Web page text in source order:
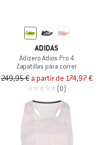
ADIDAS
Adizero Adios Pro 4
Zapatillas para correr
249,95 € a partir de 174,97 €
(0)